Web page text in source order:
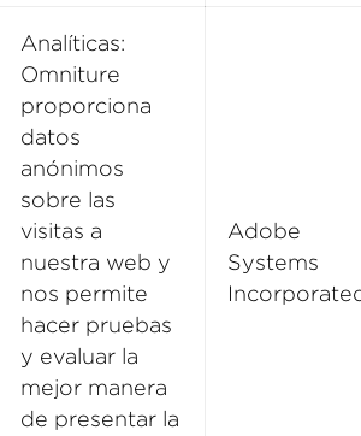
Analíticas:
Omniture
proporciona
datos
anónimos
sobre las
visitas a
nuestra web y
nos permite
hacer pruebas
y evaluar la
mejor manera
de presentar la
Adobe
Systems